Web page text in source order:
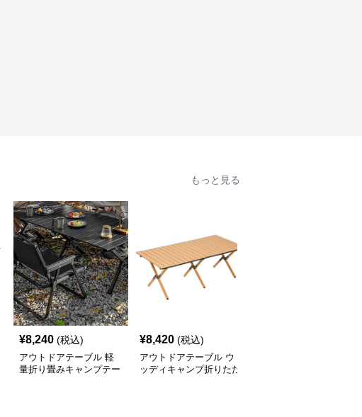
もっと見る
¥8,240 (税込)
アウトドアテーブル 軽
量折り畳みキャンプテー
¥8,420 (税込)
アウトドアテーブル ウ
ッディキャンプ折りたた